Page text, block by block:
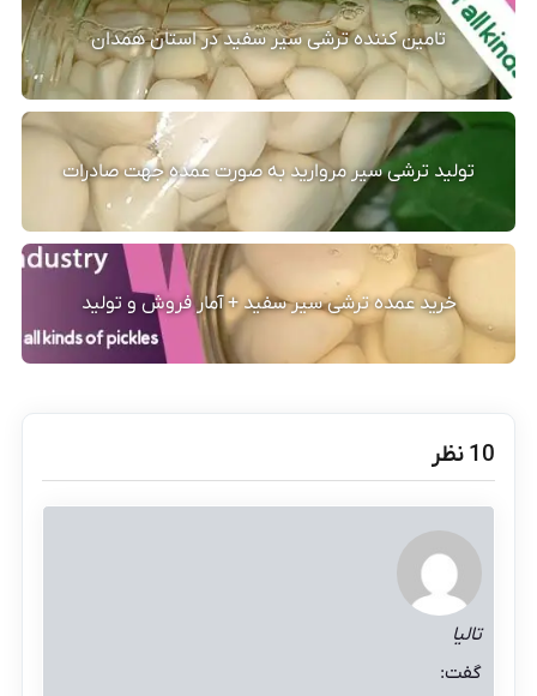
تامین کننده ترشی سیر سفید در استان همدان
تولید ترشی سیر مروارید به صورت عمده جهت صادرات
خرید عمده ترشی سیر سفید + آمار فروش و تولید
‫10 نظر
تالیا
گفت: